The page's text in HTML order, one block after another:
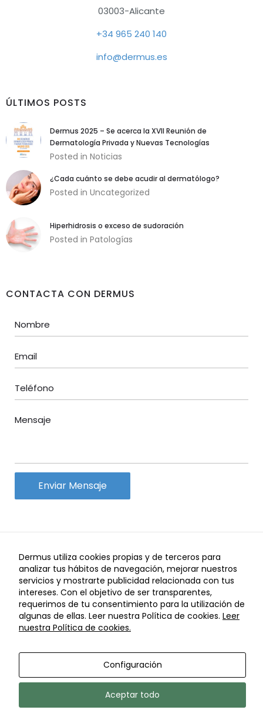
03003-Alicante
+34 965 240 140
info@dermus.es
ÚLTIMOS POSTS
Dermus 2025 – Se acerca la XVII Reunión de
Dermatología Privada y Nuevas Tecnologías
Posted in Noticias
¿Cada cuánto se debe acudir al dermatólogo?
Posted in Uncategorized
Hiperhidrosis o exceso de sudoración
Posted in Patologías
CONTACTA CON DERMUS
Aviso Legal I Política de Privacidad I Política de
Cookies I Configuración de Cookies I Política de cancelaciones
© Copyright Dermus 2021
Dermus utiliza cookies propias y de terceros para
analizar tus hábitos de navegación, mejorar nuestros
servicios y mostrarte publicidad relacionada con tus
intereses. Con el objetivo de ser transparentes,
requerimos de tu consentimiento para la utilización de
algunas de ellas. Leer nuestra Política de cookies. Leer
nuestra Política de cookies.
Configuración
Aceptar todo
Necesarias
Estas cookies
el buen
opcionales.
utilizamos
permiten
Experiencia o
técnicas
Son cookies
que garantizan
funcionalidades
absolutamente
pero sí
recomendadas.
Por ejemplo las